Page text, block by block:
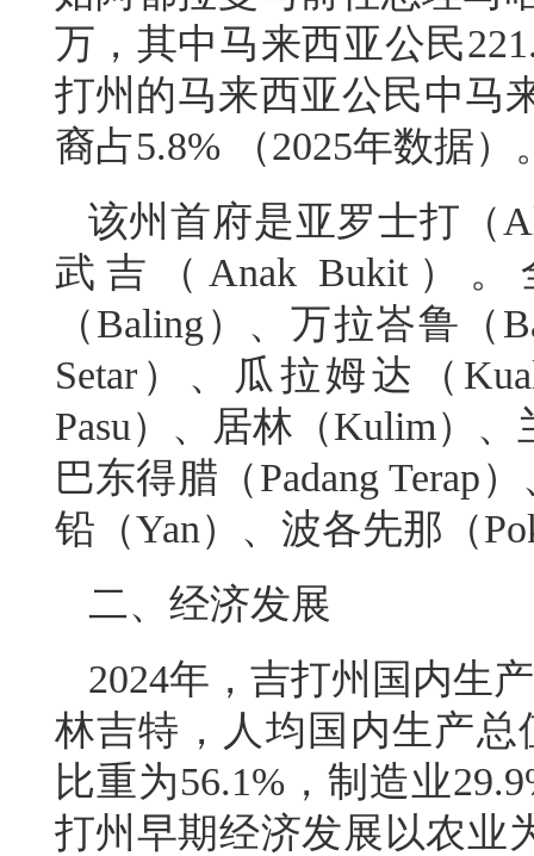
万，其中马来西亚公民
打州的马来西亚公民中马
裔占5.8% （2025年数据）
该州首府是亚罗士打（
武吉（Anak Bukit）
（Baling）、万拉峇鲁（
Setar）、瓜拉姆达（
Pasu）、居林（Kulim）
巴东得腊（Padang Terap
铅（Yan）、波各先那（
二、经济发展
2024年，吉打州国内生
林吉特，人均国内生产总
比重为56.1%，制造业
打州早期经济发展以农业